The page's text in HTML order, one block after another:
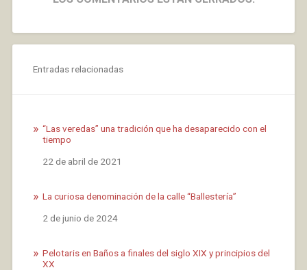
Entradas relacionadas
“Las veredas” una tradición que ha desaparecido con el
tiempo
Fecha
22 de abril de 2021
La curiosa denominación de la calle “Ballestería”
Fecha
2 de junio de 2024
Pelotaris en Baños a finales del siglo XIX y principios del
XX